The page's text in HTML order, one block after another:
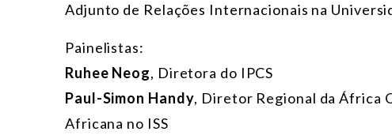
Adjunto de Relações Internacionais na
Painelistas:
Ruhee Neog, Diretora do IPCS
Paul-Simon Handy, Diretor Regional da África
Africana no ISS